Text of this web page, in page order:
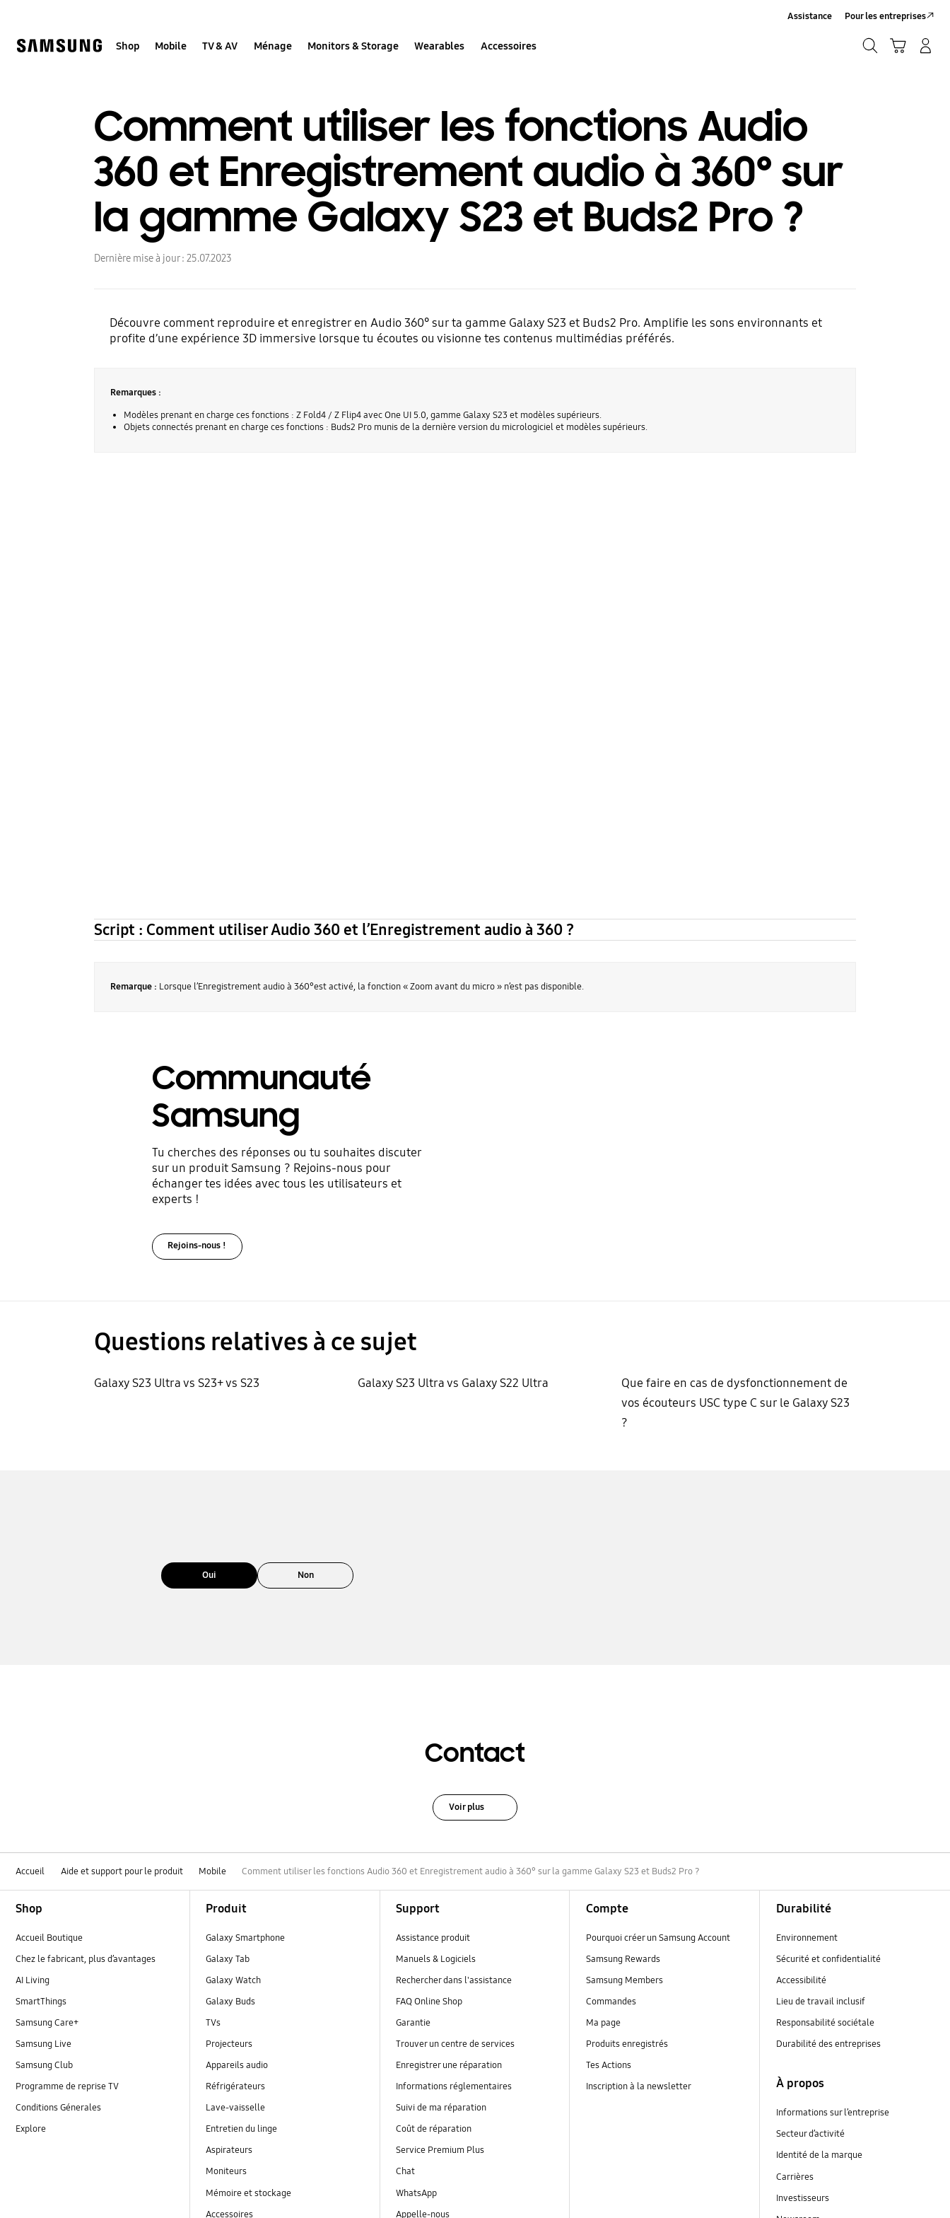
Shop Mobile TV & AV Ménage Monitors & Storage Wearables Accessoires
Assistance Pour les entreprises
Comment utiliser les fonctions Audio
360 et Enregistrement audio à 360° sur
la gamme Galaxy S23 et Buds2 Pro ?
Dernière mise à jour : 25.07.2023
Découvre comment reproduire et enregistrer en Audio 360° sur ta gamme Galaxy S23 et Buds2 Pro. Amplifie les sons environnants et
profite d’une expérience 3D immersive lorsque tu écoutes ou visionne tes contenus multimédias préférés.
Remarques :
Modèles prenant en charge ces fonctions : Z Fold4 / Z Flip4 avec One UI 5.0, gamme Galaxy S23 et modèles supérieurs.
Objets connectés prenant en charge ces fonctions : Buds2 Pro munis de la dernière version du micrologiciel et modèles supérieurs.
Script : Comment utiliser Audio 360 et l’Enregistrement audio à 360 ?
Remarque : Lorsque l’Enregistrement audio à 360°est activé, la fonction « Zoom avant du micro » n’est pas disponible.
Communauté
Samsung
Tu cherches des réponses ou tu souhaites discuter
sur un produit Samsung ? Rejoins-nous pour
échanger tes idées avec tous les utilisateurs et
experts !
Rejoins-nous !
Questions relatives à ce sujet
Galaxy S23 Ultra vs S23+ vs S23 Galaxy S23 Ultra vs Galaxy S22 Ultra
Que faire en cas de dysfonctionnement de
vos écouteurs USC type C sur le Galaxy S23
?
Oui Non
Contact
Voir plus
Accueil Aide et support pour le produit Mobile Comment utiliser les fonctions Audio 360 et Enregistrement audio à 360° sur la gamme Galaxy S23 et Buds2 Pro ?
Shop
Accueil Boutique
Chez le fabricant, plus d’avantages
AI Living
SmartThings
Samsung Care+
Samsung Live
Samsung Club
Programme de reprise TV
Conditions Génerales
Explore
Produit
Galaxy Smartphone
Galaxy Tab
Galaxy Watch
Galaxy Buds
TVs
Projecteurs
Appareils audio
Réfrigérateurs
Lave-vaisselle
Entretien du linge
Aspirateurs
Moniteurs
Mémoire et stockage
Accessoires
Support
Assistance produit
Manuels & Logiciels
Rechercher dans l'assistance
FAQ Online Shop
Garantie
Trouver un centre de services
Enregistrer une réparation
Informations réglementaires
Suivi de ma réparation
Coût de réparation
Service Premium Plus
Chat
WhatsApp
Appelle-nous
Compte
Pourquoi créer un Samsung Account
Samsung Rewards
Samsung Members
Commandes
Ma page
Produits enregistrés
Tes Actions
Inscription à la newsletter
Durabilité
Environnement
Sécurité et confidentialité
Accessibilité
Lieu de travail inclusif
Responsabilité sociétale
Durabilité des entreprises
À propos
Informations sur l’entreprise
Secteur d’activité
Identité de la marque
Carrières
Investisseurs